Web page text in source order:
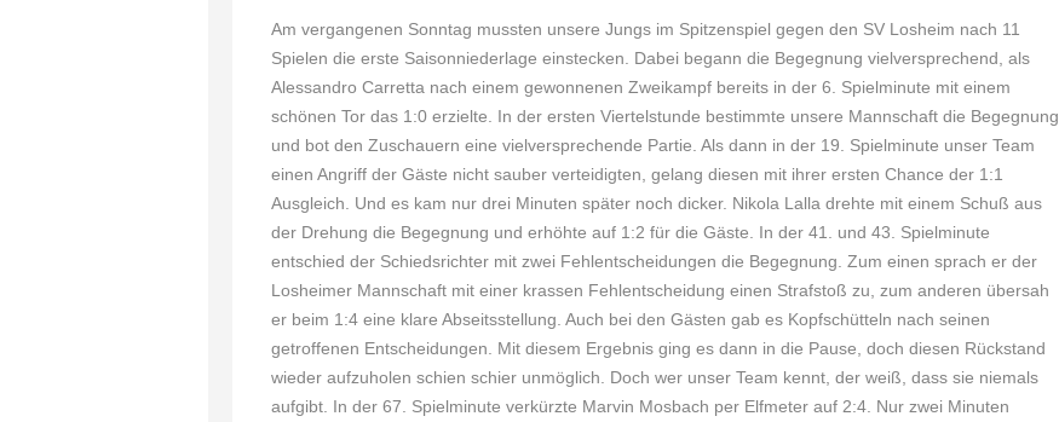
Am vergangenen Sonntag mussten unsere Jungs im Spitzenspiel gegen den SV Losheim nach 11
Spielen die erste Saisonniederlage einstecken. Dabei begann die Begegnung vielversprechend, als
Alessandro Carretta nach einem gewonnenen Zweikampf bereits in der 6. Spielminute mit einem
schönen Tor das 1:0 erzielte. In der ersten Viertelstunde bestimmte unsere Mannschaft die Begegnung
und bot den Zuschauern eine vielversprechende Partie. Als dann in der 19. Spielminute unser Team
einen Angriff der Gäste nicht sauber verteidigten, gelang diesen mit ihrer ersten Chance der 1:1
Ausgleich. Und es kam nur drei Minuten später noch dicker. Nikola Lalla drehte mit einem Schuß aus
der Drehung die Begegnung und erhöhte auf 1:2 für die Gäste. In der 41. und 43. Spielminute
entschied der Schiedsrichter mit zwei Fehlentscheidungen die Begegnung. Zum einen sprach er der
Losheimer Mannschaft mit einer krassen Fehlentscheidung einen Strafstoß zu, zum anderen übersah
er beim 1:4 eine klare Abseitsstellung. Auch bei den Gästen gab es Kopfschütteln nach seinen
getroffenen Entscheidungen. Mit diesem Ergebnis ging es dann in die Pause, doch diesen Rückstand
wieder aufzuholen schien schier unmöglich. Doch wer unser Team kennt, der weiß, dass sie niemals
aufgibt. In der 67. Spielminute verkürzte Marvin Mosbach per Elfmeter auf 2:4. Nur zwei Minuten